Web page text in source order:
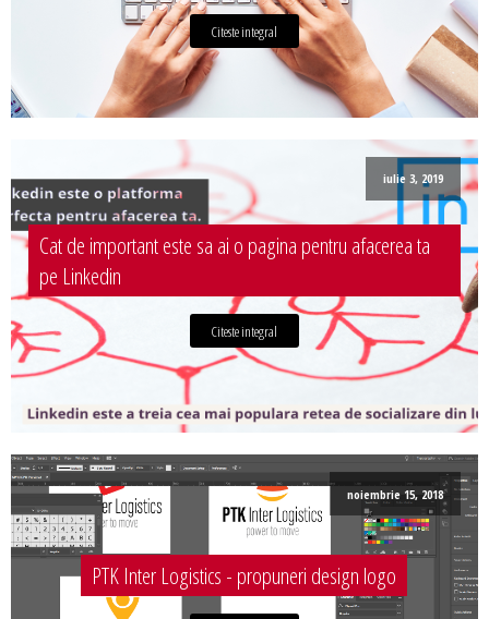
Citeste integral
iulie 3, 2019
Cat de important este sa ai o pagina pentru afacerea ta
pe Linkedin
Citeste integral
noiembrie 15, 2018
PTK Inter Logistics - propuneri design logo